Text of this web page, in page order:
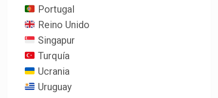
Portugal
Reino Unido
Singapur
Turquía
Ucrania
Uruguay